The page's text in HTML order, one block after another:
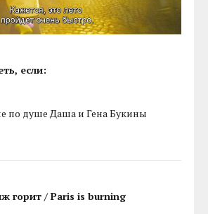
если:
по душе Даша и Гена Букины
горит / Paris is burning